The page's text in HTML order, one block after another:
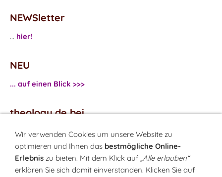
NEWSletter
... hier!
NEU
... auf einen Blick >>>
theology.de bei
...Facebook
...Twitter
Monatsrätsel
Wir verwenden Cookies um unsere Website zu
optimieren und Ihnen das bestmögliche Online-
Erlebnis zu bieten. Mit dem Klick auf „Alle erlauben“
erklären Sie sich damit einverstanden. Klicken Sie auf